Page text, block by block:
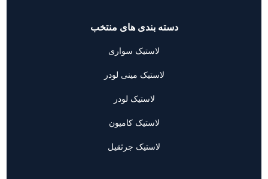
دسته بندی های منتخب
لاستیک سواری
لاستیک مینی لودر
لاستیک لودر
لاستیک کامیون
لاستیک جرثقیل